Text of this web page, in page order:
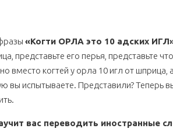
«Когти ОРЛА это 10 адских
представьте его перья, представьте
вместо когтей у орла 10 игл от шприца,
вы испытываете. Представили? Теперь
вас переводить иностранные